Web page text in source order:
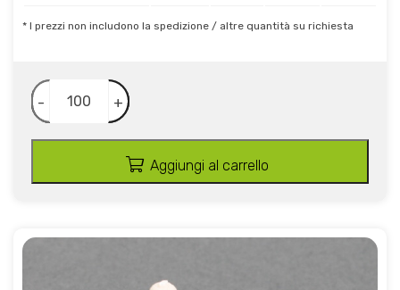
* I prezzi non includono la spedizione / altre quantità su richiesta
- +
Aggiungi al carrello